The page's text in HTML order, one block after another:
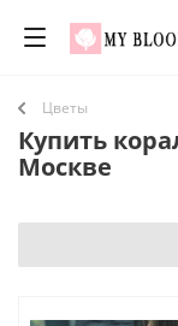
Цветы
Купить
Москве